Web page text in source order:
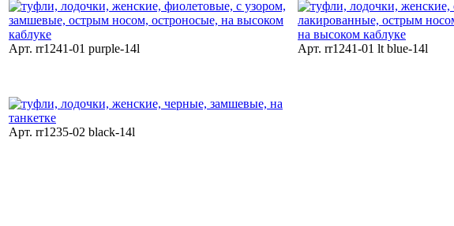
Арт. rr1241-01 purple-14l Арт. rr1241-01 lt blue-14l
Арт. rr1235-02 black-14l